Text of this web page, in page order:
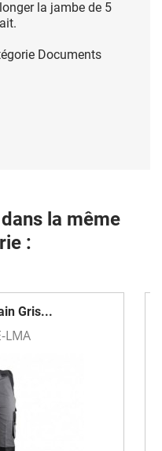
la jambe de 5
Documents
la même
:
Gris...
LMA